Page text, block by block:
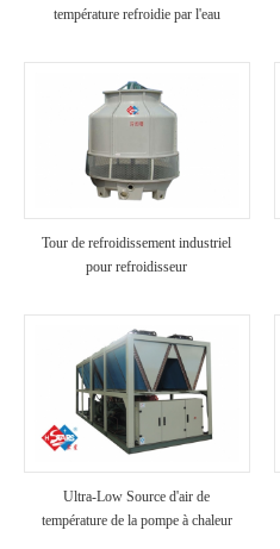
température refroidie par l'eau
Tour de refroidissement industriel
pour refroidisseur
Ultra-Low Source d'air de
température de la pompe à chaleur